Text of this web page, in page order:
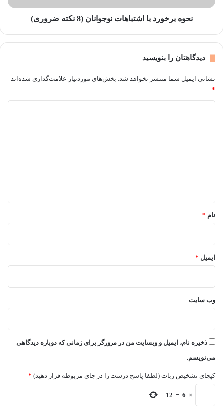
ف
ر
ش
ب
ا
ه
(
ت
و
ر
نحوه برخورد با اشتباهات نوجوانان (8 نکته ضروری)
دیدگاهتان را بنویسید
نشانی ایمیل شما منتشر نخواهد شد. بخش‌های موردنیاز علامت‌گذاری شده‌اند
*
نام *
ایمیل *
وب‌ سایت
ذخیره نام، ایمیل و وبسایت من در مرورگر برای زمانی که دوباره دیدگاهی
می‌نویسم.
کپچای تشخیص ربات (لطفا پاسخ درست را در جای مربوطه قرار دهید) *
×
6
=
12